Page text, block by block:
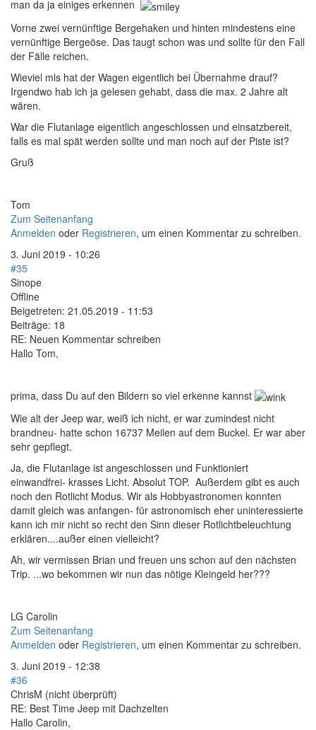
man da ja einiges erkennen
Vorne zwei vernünftige Bergehaken und hinten mindestens eine
vernünftige Bergeöse. Das taugt schon was und sollte für den Fall
der Fälle reichen.
Wieviel mls hat der Wagen eigentlich bei Übernahme drauf?
Irgendwo hab ich ja gelesen gehabt, dass die max. 2 Jahre alt
wären.
War die Flutanlage eigentlich angeschlossen und einsatzbereit,
falls es mal spät werden sollte und man noch auf der Piste ist?
Gruß
Tom
Zum Seitenanfang
Anmelden oder Registrieren, um einen Kommentar zu schreiben.
3. Juni 2019 - 10:26
#35
Sinope
Offline
Beigetreten: 21.05.2019 - 11:53
Beiträge: 18
RE: Neuen Kommentar schreiben
Hallo Tom,
prima, dass Du auf den Bildern so viel erkenne kannst
Wie alt der Jeep war, weiß ich nicht, er war zumindest nicht
brandneu- hatte schon 16737 Meilen auf dem Buckel. Er war aber
sehr gepflegt.
Ja, die Flutanlage ist angeschlossen und Funktioniert
einwandfrei- krasses Licht. Absolut TOP. Außerdem gibt es auch
noch den Rotlicht Modus. Wir als Hobbyastronomen konnten
damit gleich was anfangen- für astronomisch eher uninteressierte
kann ich mir nicht so recht den Sinn dieser Rotlichtbeleuchtung
erklären....außer einen vielleicht?
Ah, wir vermissen Brian und freuen uns schon auf den nächsten
Trip. ...wo bekommen wir nun das nötige Kleingeld her???
LG Carolin
Zum Seitenanfang
Anmelden oder Registrieren, um einen Kommentar zu schreiben.
3. Juni 2019 - 12:38
#36
ChrisM (nicht überprüft)
RE: Best Time Jeep mit Dachzelten
Hallo Carolin,